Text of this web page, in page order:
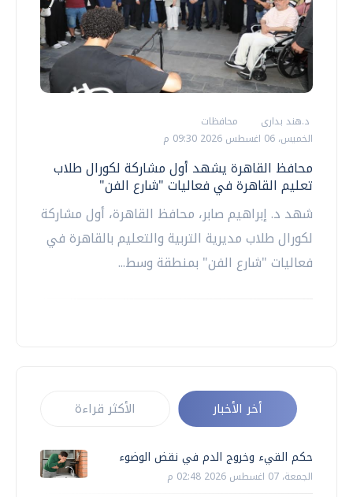
د.هند بدارى
محافظات
الخميس، 06 اغسطس 2026 09:30 م
محافظ القاهرة يشهد أول مشاركة لكورال طلاب
تعليم القاهرة في فعاليات "شارع الفن"
شهد د. إبراهيم صابر، محافظ القاهرة، أول مشاركة
لكورال طلاب مديرية التربية والتعليم بالقاهرة في
فعاليات "شارع الفن" بمنطقة وسط...
أخر الأخبار الأكثر قراءة
حكم القيء وخروج الدم في نقض الوضوء
الجمعة، 07 اغسطس 2026 02:48 م